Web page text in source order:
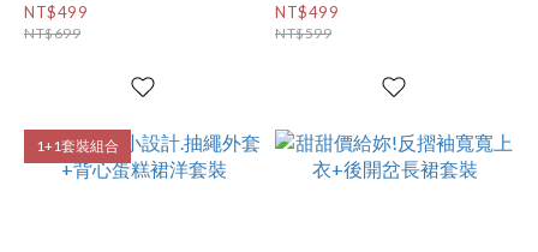
NT$499
NT$699
NT$499
NT$599
1+1套裝組合